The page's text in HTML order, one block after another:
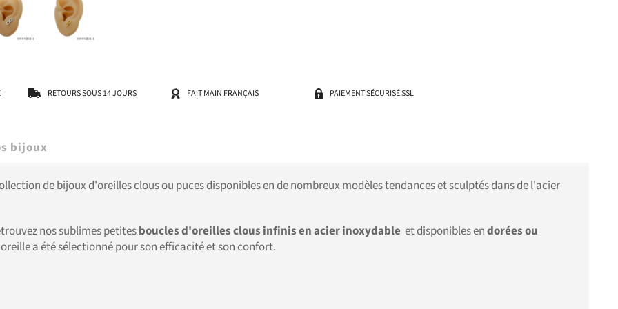
RETOURS SOUS 14 JOURS FAIT MAIN FRANÇAIS PAIEMENT SÉCURISÉ SSL
bijoux
de bijoux d'oreilles clous ou puces disponibles en de nombreux modèles tendances et sculptés dans de l'acier
nos sublimes petitesboucles d'oreilles clous infinis en acier inoxydable et disponibles endorées ou
a été sélectionné pour son efficacité et son confort.